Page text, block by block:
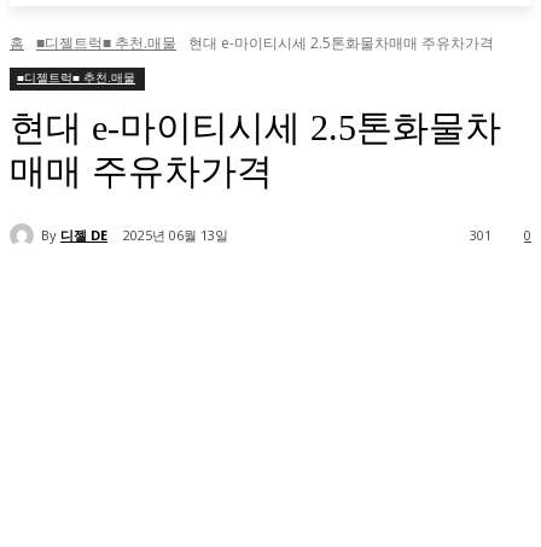
홈 ■디젤트럭■ 추천.매물 현대 e-마이티시세 2.5톤화물차매매 주유차가격
■디젤트럭■ 추천.매물
현대 e-마이티시세 2.5톤화물차
매매 주유차가격
By 디젤 DE 2025년 06월 13일 0
301